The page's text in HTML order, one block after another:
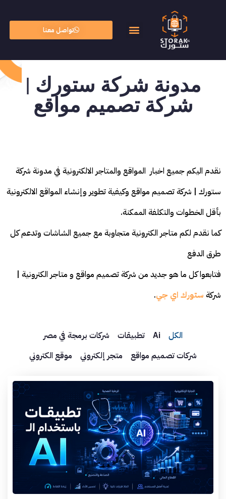
تواصل معنا
مدونة شركة ستورك |
شركة تصميم مواقع
نقدم اليكم جميع اخبار المواقع والمتاجر الالكترونية في مدونة شركة
ستورك | شركة تصميم مواقع وكيفية تطوير وإنشاء المواقع الالكترونية
بأقل الخطوات والتكلفة الممكنة.
كما نقدم لكم متاجر الكترونية متجاوبة مع جميع الشاشات وتدعم كل
طرق الدفع
فتابعوا كل ما هو جديد من شركة تصميم مواقع و متاجر الكترونية |
شركة ستورك اي جي.
Ai تطبيقات
شركات برمجة في مصر
شركات تصميم مواقع
متجر إلكتروني موقع الكتروني
الكل